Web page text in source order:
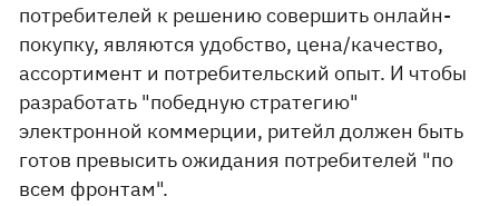
потребителей к решению совершить онлайн-
покупку, являются удобство, цена/качество,
ассортимент и потребительский опыт. И чтобы
разработать "победную стратегию"
электронной коммерции, ритейл должен быть
готов превысить ожидания потребителей "по
всем фронтам".